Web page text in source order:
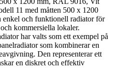
11 med måtten 500 x 1200
och funktionell radiator för
kommersiella lokaler.
har valts som ett exempel på
som kombinerar en
Den representerar ett
en diskret och effektiv